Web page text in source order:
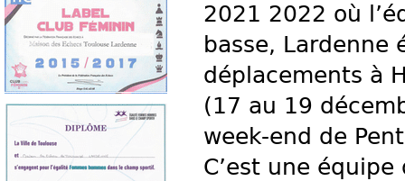
2021 2022 où
basse, Lardenne
déplacements à
(17 au 19
week-end de
C’est une